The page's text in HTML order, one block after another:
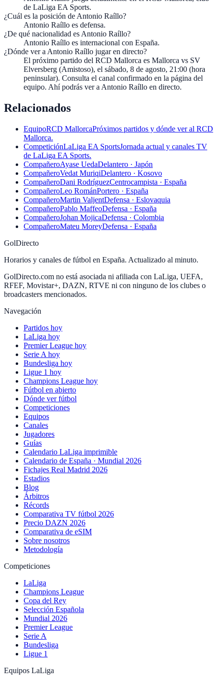
de LaLiga EA Sports.
¿Cuál es la posición de Antonio Raíllo?
Antonio Raíllo es defensa.
¿De qué nacionalidad es Antonio Raíllo?
Antonio Raíllo es internacional con España.
¿Dónde ver a Antonio Raíllo jugar en directo?
El próximo partido del RCD Mallorca es Mallorca vs SV
Elversberg (Amistoso), el sábado, 8 de agosto, 21:00 (hora
peninsular). Consulta el canal confirmado en la página del
equipo. Ahí podrás ver a Antonio Raíllo en directo.
Relacionados
EquipoRCD MallorcaPróximos partidos y dónde ver al RCD
Mallorca.
CompeticiónLaLiga EA SportsJornada actual y canales TV
de LaLiga EA Sports.
CompañeroAyase UedaDelantero · Japón
CompañeroVedat MuriqiDelantero · Kosovo
CompañeroDani RodríguezCentrocampista · España
CompañeroLeo RománPortero · España
CompañeroMartin ValjentDefensa · Eslovaquia
CompañeroPablo MaffeoDefensa · España
CompañeroJohan MojicaDefensa · Colombia
CompañeroMateu MoreyDefensa · España
GolDirecto
Horarios y canales de fútbol en España. Actualizado al minuto.
GolDirecto.com no está asociada ni afiliada con LaLiga, UEFA,
RFEF, Movistar+, DAZN, RTVE ni con ninguno de los clubes o
broadcasters mencionados.
Navegación
Partidos hoy
LaLiga hoy
Premier League hoy
Serie A hoy
Bundesliga hoy
Ligue 1 hoy
Champions League hoy
Fútbol en abierto
Dónde ver fútbol
Competiciones
Equipos
Canales
Jugadores
Guías
Calendario LaLiga imprimible
Calendario de España · Mundial 2026
Fichajes Real Madrid 2026
Estadios
Blog
Árbitros
Récords
Comparativa TV fútbol 2026
Precio DAZN 2026
Comparativa de eSIM
Sobre nosotros
Metodología
Competiciones
LaLiga
Champions League
Copa del Rey
Selección Española
Mundial 2026
Premier League
Serie A
Bundesliga
Ligue 1
Equipos LaLiga